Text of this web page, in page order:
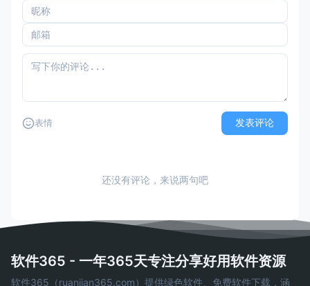
表情 发表评论
还没有评论，来说两句吧
软件365 - 一年365天专注分享好用软件资源
软件365（ruanjian365.com）提供绿色软件、免费软件下载，涵